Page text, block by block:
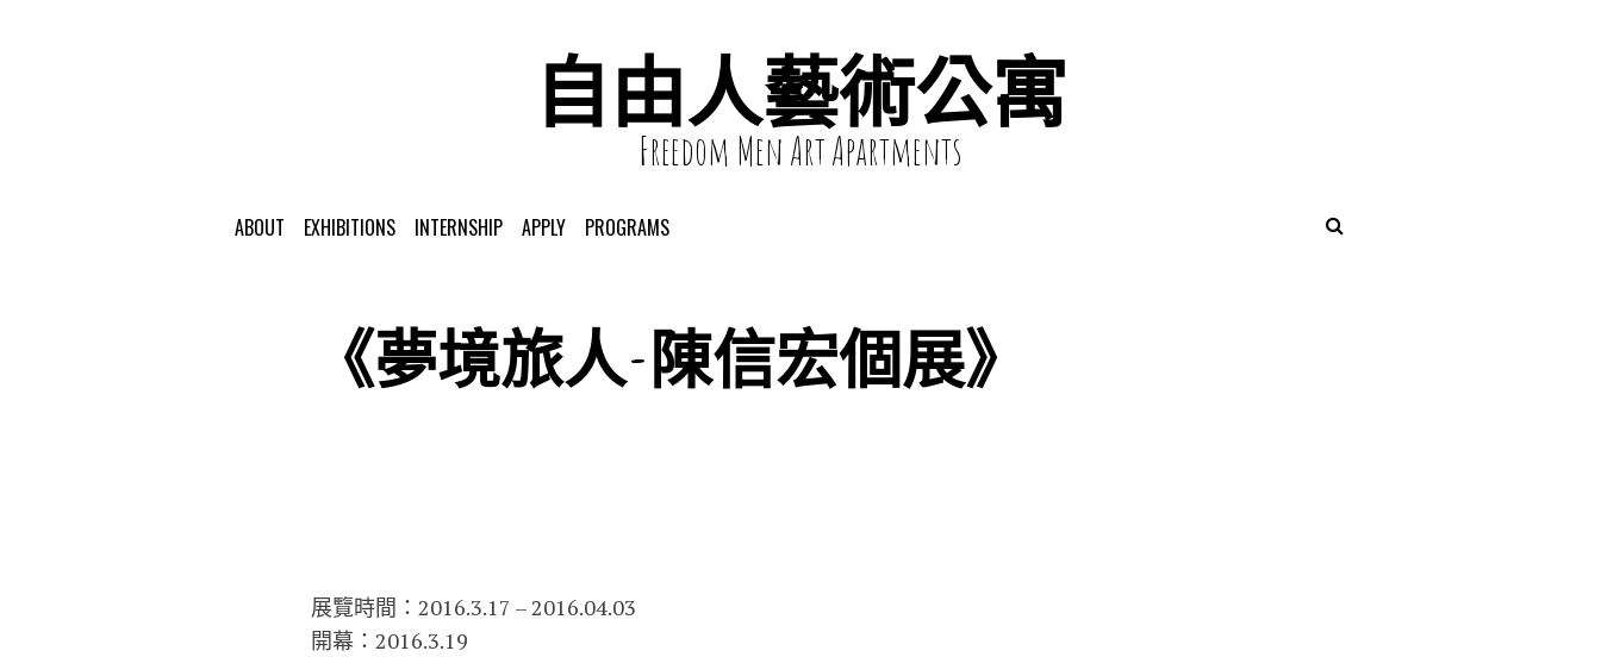
自由人藝術公寓
Freedom Men Art Apartments
ABOUT EXHIBITIONS INTERNSHIP APPLY PROGRAMS
《夢境旅人-陳信宏個展》
展覽時間：2016.3.17 – 2016.04.03
開幕：2016.3.19